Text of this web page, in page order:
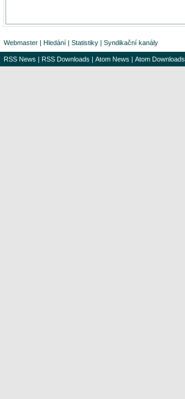
Webmaster | Hledání | Statistiky | Syndikační kanály
RSS News | RSS Downloads | Atom News | Atom Downloads